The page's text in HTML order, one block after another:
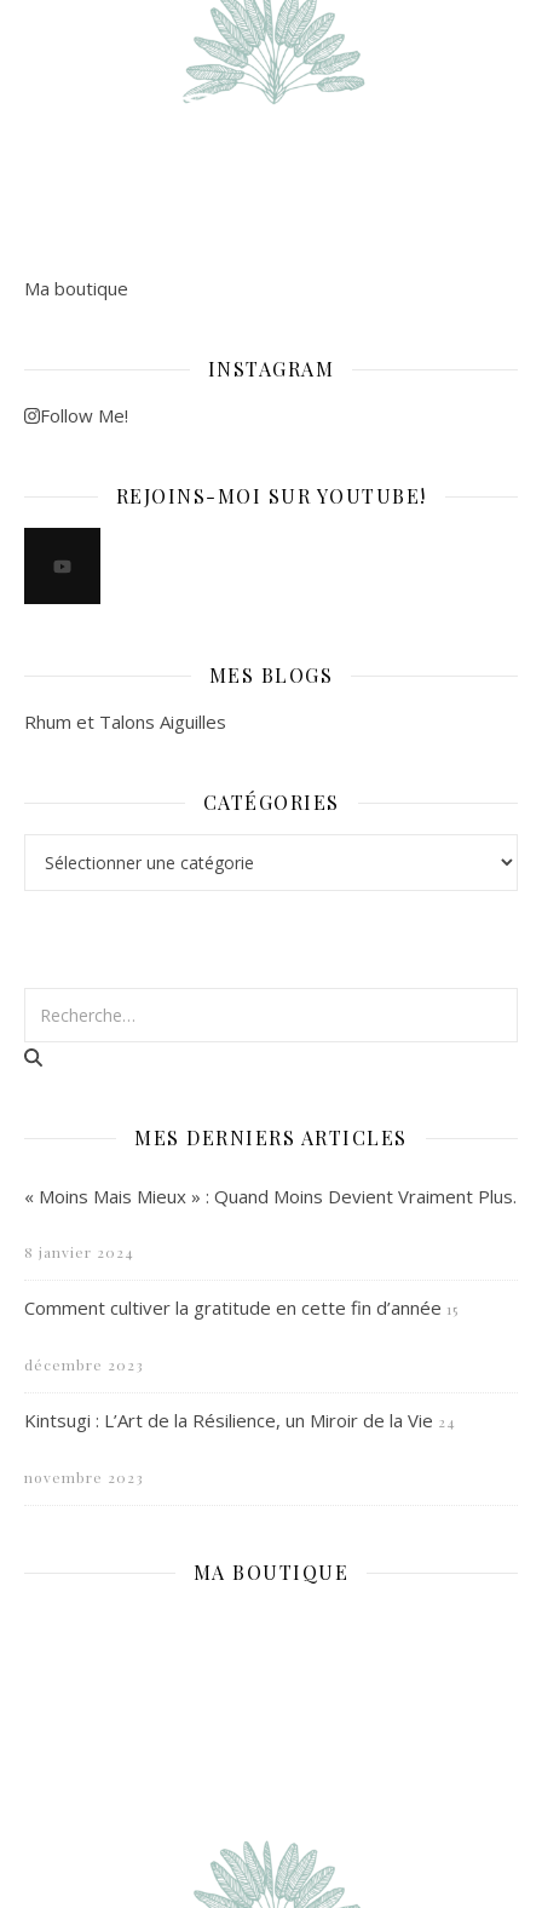
Ma boutique
INSTAGRAM
Follow Me!
REJOINS-MOI SUR YOUTUBE!
MES BLOGS
Rhum et Talons Aiguilles
CATÉGORIES
MES DERNIERS ARTICLES
« Moins Mais Mieux » : Quand Moins Devient Vraiment Plus.
8 janvier 2024
Comment cultiver la gratitude en cette fin d’année 15
décembre 2023
Kintsugi : L’Art de la Résilience, un Miroir de la Vie 24
novembre 2023
MA BOUTIQUE